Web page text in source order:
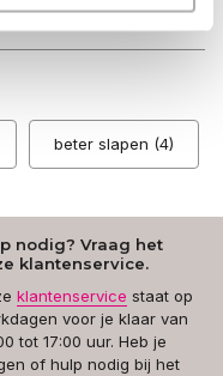
beter slapen (4)
nodig? Vraag het
klantenservice.
klantenservice staat op
voor je klaar van
tot 17:00 uur. Heb je
of hulp nodig bij het